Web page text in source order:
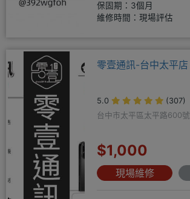
保固期：3個月
維修時間：現場評估
零壹通訊-台中太平店
5.0
(307)
台中市太平區太平路600號
$1,000
現場維修